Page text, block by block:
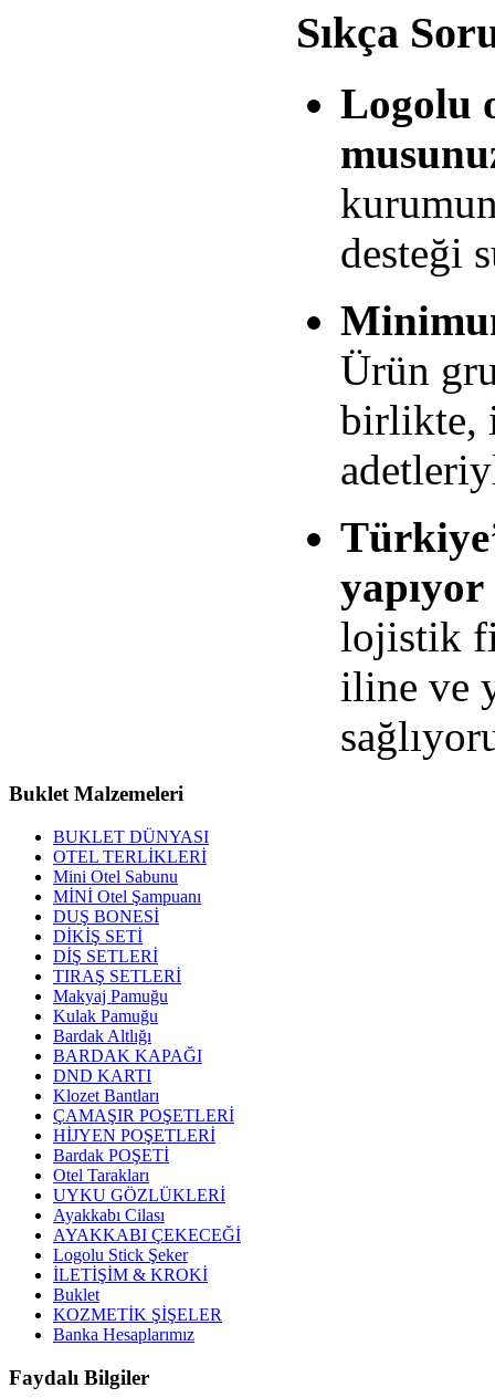
Sıkça
Logolu
desteği
Ürün
birlikte,
lojistik
iline ve
Buklet Malzemeleri
BUKLET DÜNYASI
OTEL TERLİKLERİ
Mini Otel Sabunu
MİNİ Otel Şampuanı
DUŞ BONESİ
DİKİŞ SETİ
DİŞ SETLERİ
TIRAŞ SETLERİ
Makyaj Pamuğu
Kulak Pamuğu
Bardak Altlığı
BARDAK KAPAĞI
DND KARTI
Klozet Bantları
ÇAMAŞIR POŞETLERİ
HİJYEN POŞETLERİ
Bardak POŞETİ
Otel Tarakları
UYKU GÖZLÜKLERİ
Ayakkabı Cilası
AYAKKABI ÇEKECEĞİ
Logolu Stick Şeker
İLETİŞİM & KROKİ
Buklet
KOZMETİK ŞİŞELER
Banka Hesaplarımız
Faydalı Bilgiler